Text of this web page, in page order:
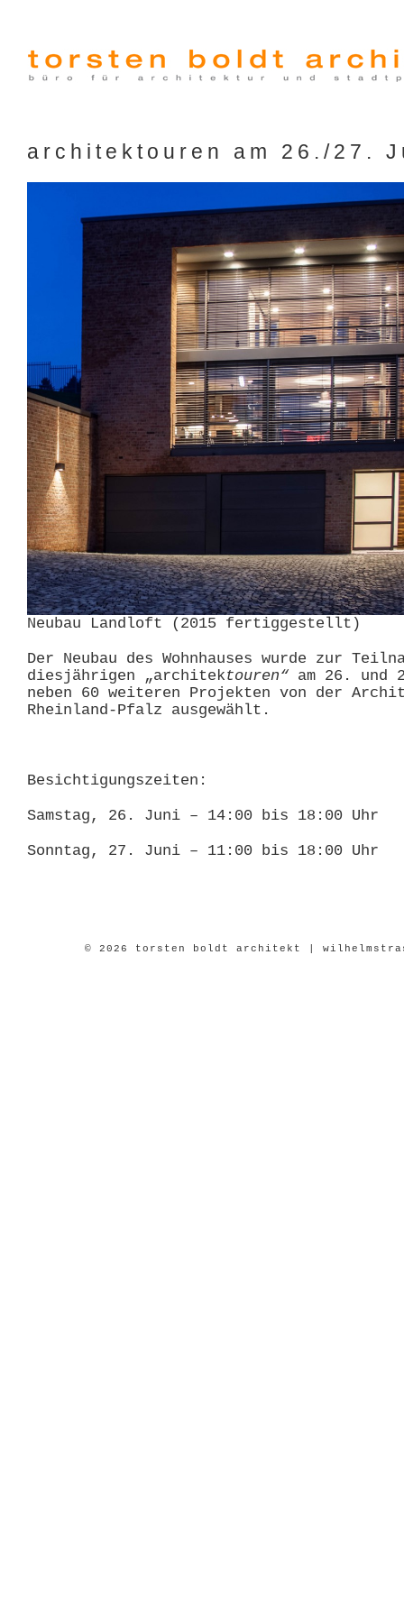
architektouren am 26./27.
Neubau Landloft (2015 fertiggestellt)
Der Neubau des Wohnhauses wurde zur
diesjährigen „architektouren“ am 26. und
neben 60 weiteren Projekten von der
Rheinland-Pfalz ausgewählt.
Besichtigungszeiten:
Samstag, 26. Juni – 14:00 bis 18:00 Uhr
Sonntag, 27. Juni – 11:00 bis 18:00 Uhr
© 2026 torsten boldt architekt |